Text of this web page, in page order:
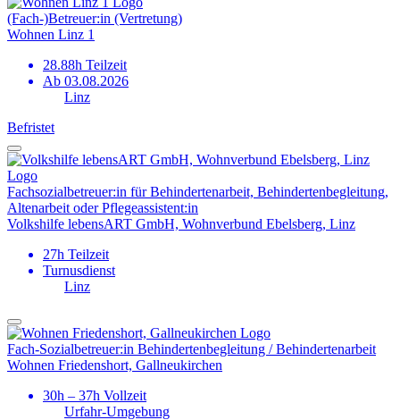
(Fach-)Betreuer:in (Vertretung)
Wohnen Linz 1
28.88h Teilzeit
Ab 03.08.2026
Linz
Befristet
Fachsozial­betreuer:in für Behinderten­arbeit, Behinderten­begleitung,
Altenarbeit oder Pflegeassistent:in
Volkshilfe lebensART GmbH, Wohnverbund Ebelsberg, Linz
27h Teilzeit
Turnusdienst
Linz
Fach-Sozialbetreuer:in Behinderten­begleitung / Behinderten­arbeit
Wohnen Friedenshort, Gallneukirchen
30h – 37h Vollzeit
Urfahr-Umgebung